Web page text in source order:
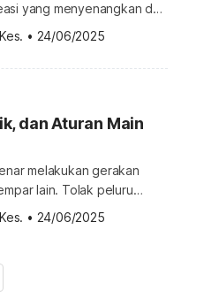
yang menyenangkan dan
olahraga ini? Simak
Sekilas tentang
artinya olahraga yang
• 24/06/2025
dan Aturan Main
melakukan gerakan
lain. Tolak peluru
bola logam untuk
hanya boleh
masyarakat Yunani
• 24/06/2025